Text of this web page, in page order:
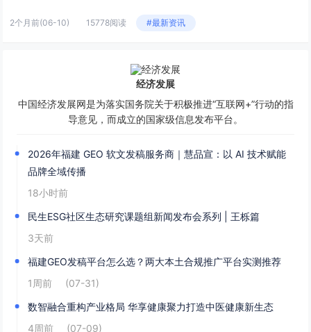
2个月前(06-10) 15778阅读 #最新资讯
经济发展
中国经济发展网是为落实国务院关于积极推进“互联网+”行动的指
导意见，而成立的国家级信息发布平台。
2026年福建 GEO 软文发稿服务商｜慧品宣：以 AI 技术赋能
品牌全域传播
18小时前
民生ESG社区生态研究课题组新闻发布会系列 | 王栎篇
3天前
福建GEO发稿平台怎么选？两大本土合规推广平台实测推荐
1周前
(07-31)
数智融合重构产业格局 华享健康聚力打造中医健康新生态
4周前
(07-09)